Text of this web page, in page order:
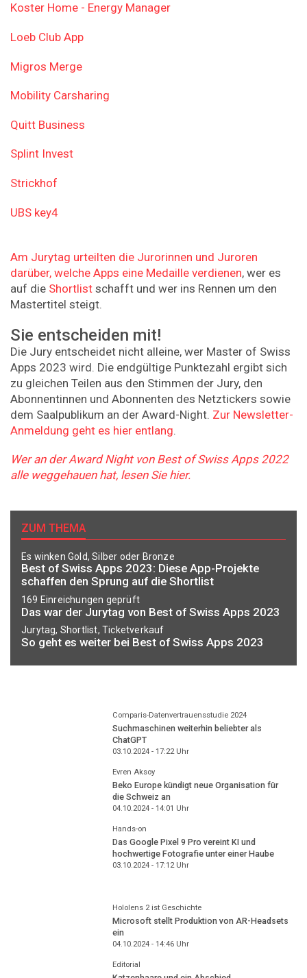
Koster Home - Energy Manager
Loeb Club App
Migros Merge
Mobility Carsharing
Quitt Business
Splint Invest
Strickhof
UBS key4
Am Jurytag urteilten die Jurorinnen und Juroren
darüber, welche Apps eine Medaille verdienen, wer es
auf die Shortlist schafft und wer ins Rennen um den
Mastertitel steigt.
Sie entscheiden mit!
Die Jury entscheidet nicht alleine, wer Master of Swiss
Apps 2023 wird. Die endgültige Punktezahl ergibt sich
zu gleichen Teilen aus den Stimmen der Jury, den
Abonnentinnen und Abonnenten des Netztickers sowie
dem Saalpublikum an der Award-Night. Zur Newsletter-
Anmeldung geht es hier entlang.
Wer an der Award Night von Best of Swiss Apps 2022
alle weggehauen hat, lesen Sie hier.
ZUM THEMA
Es winken Gold, Silber oder Bronze
Best of Swiss Apps 2023: Diese App-Projekte
schaffen den Sprung auf die Shortlist
169 Einreichungen geprüft
Das war der Jurytag von Best of Swiss Apps 2023
Jurytag, Shortlist, Ticketverkauf
So geht es weiter bei Best of Swiss Apps 2023
Comparis-Datenvertrauensstudie 2024
Suchmaschinen weiterhin beliebter als
ChatGPT
03.10.2024 - 17:22Uhr
Evren Aksoy
Beko Europe kündigt neue Organisation für
die Schweiz an
04.10.2024 - 14:01 Uhr
Hands-on
Das Google Pixel 9 Pro vereint KI und
hochwertige Fotografie unter einer Haube
03.10.2024 - 17:12Uhr
Hololens 2 ist Geschichte
Microsoft stellt Produktion von AR-Headsets
ein
04.10.2024 - 14:46Uhr
Editorial